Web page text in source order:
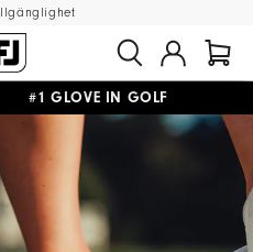
GLOVE IN GOLF
ÖVER 999KR FRI RETUR